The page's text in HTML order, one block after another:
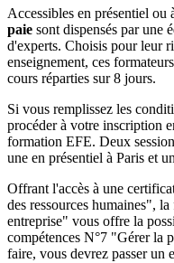
Accessibles en présentiel ou
paie sont dispensés par une
d'experts. Choisis pour leur
enseignement, ces
cours réparties sur 8 jours.
Si vous remplissez les
procéder à votre inscription
formation EFE. Deux
une en présentiel à Paris et
Offrant l'accès à une
des ressources humaines",
entreprise" vous offre la
compétences N°7 "Gérer la
faire, vous devrez passer un